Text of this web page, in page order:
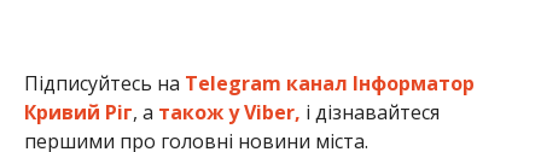
Підписуйтесь на Telegram канал Інформатор
Кривий Ріг, а також у Viber, і дізнавайтеся
першими про головні новини міста.